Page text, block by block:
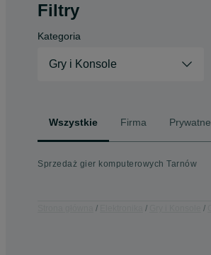
Filtry
Kategoria
Gry i Konsole
Wszystkie Firma Prywatne
Sprzedaż gier komputerowych Tarnów